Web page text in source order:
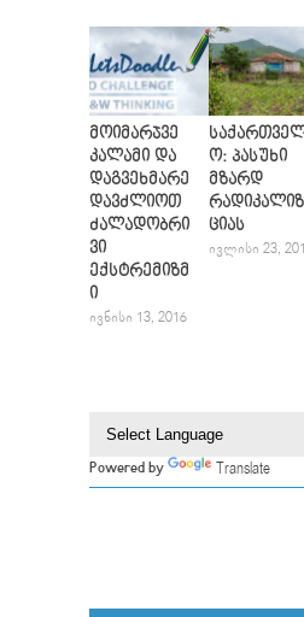
მოიმარჯვე
კალამი და
დაგვეხმარე
დავძლიოთ
ძალადობრი
ვი
ექსტრემიზმ
ი
ᲘᲕᲜᲘᲡᲘ 13, 2016
ო: პასუხი
მზარდ
ციას
ᲘᲕᲚᲘᲡᲘ 23,
Powered by Translate